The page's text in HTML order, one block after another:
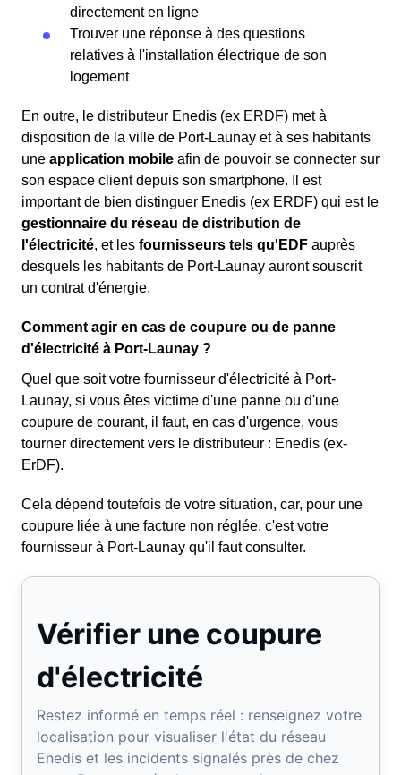
directement en ligne
Trouver une réponse à des questions
relatives à l'installation électrique de son
logement
En outre, le distributeur Enedis (ex ERDF) met à
disposition de la ville de Port-Launay et à ses habitants
une application mobile afin de pouvoir se connecter sur
son espace client depuis son smartphone. Il est
important de bien distinguer Enedis (ex ERDF) qui est le
gestionnaire du réseau de distribution de
l'électricité, et les fournisseurs tels qu'EDF auprès
desquels les habitants de Port-Launay auront souscrit
un contrat d'énergie.
Comment agir en cas de coupure ou de panne
d'électricité à Port-Launay ?
Quel que soit votre fournisseur d'électricité à Port-
Launay, si vous êtes victime d'une panne ou d'une
coupure de courant, il faut, en cas d'urgence, vous
tourner directement vers le distributeur : Enedis (ex-
ErDF).
Cela dépend toutefois de votre situation, car, pour une
coupure liée à une facture non réglée, c'est votre
fournisseur à Port-Launay qu'il faut consulter.